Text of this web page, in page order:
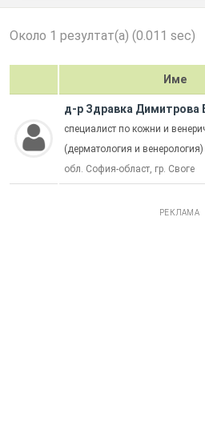
Около 1 резултат(а) (0.011 sec)
Име
д-р Здравка Димитрова
специалист по кожни и
(дерматология и венерология)
обл. София-област, гр. Своге
РЕКЛАМА